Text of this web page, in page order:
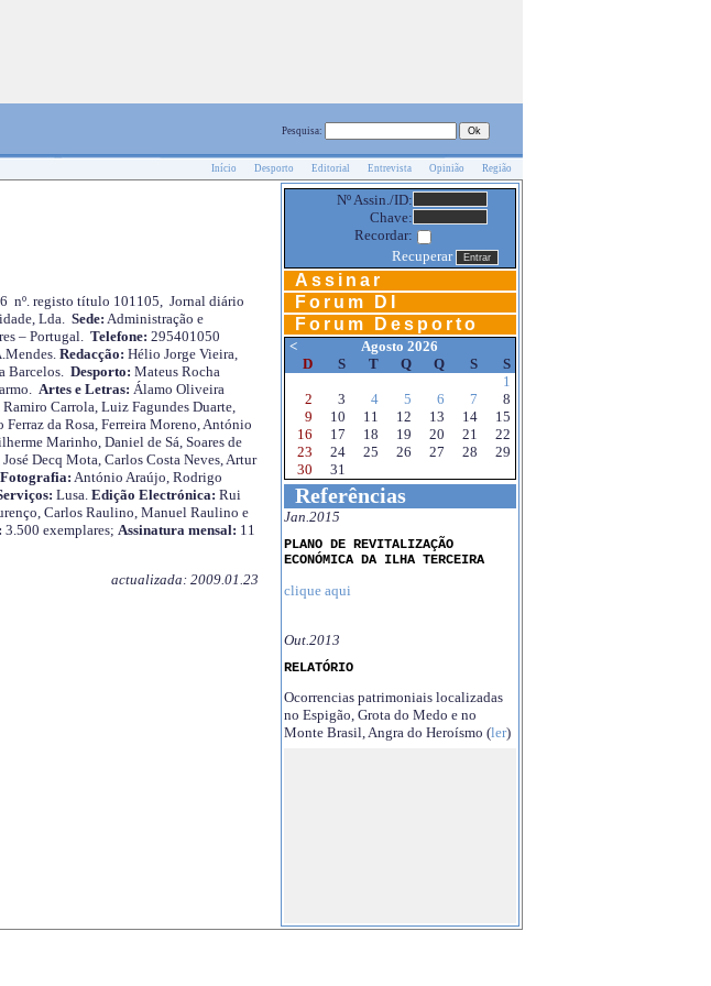
Pesquisa:
Início Desporto Editorial Entrevista Opinião Região
nº. registo título 101105, Jornal diário
Lda. Sede: Administração e
– Portugal. Telefone: 295401050
Redacção: Hélio Jorge Vieira,
Barcelos. Desporto: Mateus Rocha
Artes e Letras: Álamo Oliveira
Carrola, Luiz Fagundes Duarte,
da Rosa, Ferreira Moreno, António
Marinho, Daniel de Sá, Soares de
Decq Mota, Carlos Costa Neves, Artur
Fotografia: António Araújo, Rodrigo
Lusa. Edição Electrónica: Rui
Carlos Raulino, Manuel Raulino e
3.500 exemplares; Assinatura mensal: 11
actualizada: 2009.01.23
Nº Assin./ID:
Chave:
Recordar:
Recuperar
Assinar
Forum DI
Forum Desporto
<
Agosto 2026
D
S T Q Q S
S
1
2
3 4 5 6 7
8
9
10 11 12 13 14
15
16
17 18 19 20 21
22
23
24 25 26 27 28
29
30
31
Referências
Jan.2015
PLANO DE REVITALIZAÇÃO
ECONÓMICA DA ILHA TERCEIRA
clique aqui
Out.2013
RELATÓRIO
Ocorrencias patrimoniais localizadas
no Espigão, Grota do Medo e no
Monte Brasil, Angra do Heroísmo (ler)